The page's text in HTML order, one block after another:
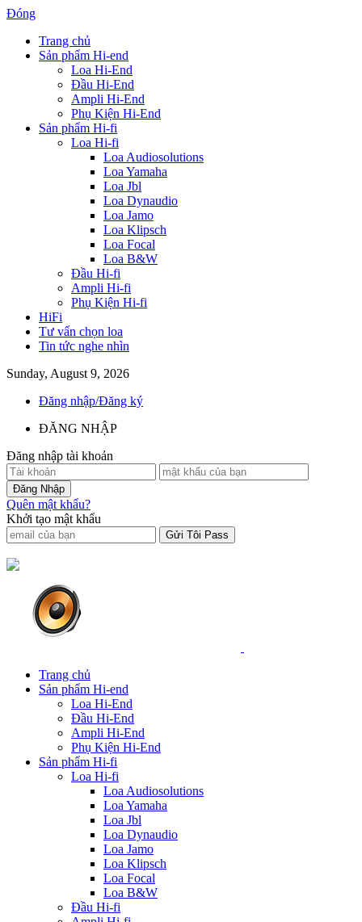
Đóng
Trang chủ
Sản phẩm Hi-end
Loa Hi-End
Đầu Hi-End
Ampli Hi-End
Phụ Kiện Hi-End
Sản phẩm Hi-fi
Loa Hi-fi
Loa Audiosolutions
Loa Yamaha
Loa Jbl
Loa Dynaudio
Loa Jamo
Loa Klipsch
Loa Focal
Loa B&W
Đầu Hi-fi
Ampli Hi-fi
Phụ Kiện Hi-fi
HiFi
Tư vấn chọn loa
Tin tức nghe nhìn
Sunday, August 9, 2026
Đăng nhập/Đăng ký
ĐĂNG NHẬP
Đăng nhập tài khoản
Quên mật khẩu?
Khởi tạo mật khẩu
Trang chủ
Sản phẩm Hi-end
Loa Hi-End
Đầu Hi-End
Ampli Hi-End
Phụ Kiện Hi-End
Sản phẩm Hi-fi
Loa Hi-fi
Loa Audiosolutions
Loa Yamaha
Loa Jbl
Loa Dynaudio
Loa Jamo
Loa Klipsch
Loa Focal
Loa B&W
Đầu Hi-fi